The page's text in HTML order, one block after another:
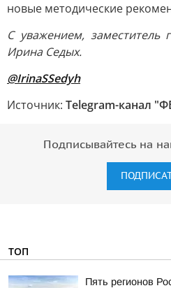
новые методические
С уважением, заместитель
Ирина Седых.
@IrinaSSedyh
Источник: Telegram-канал
Подписывайтесь на
ТОП
Пять регионов